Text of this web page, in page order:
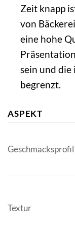
Zeit knapp
von
eine hohe
sein und die
begrenzt.
ASPEKT
Geschmacksprofil
Textur